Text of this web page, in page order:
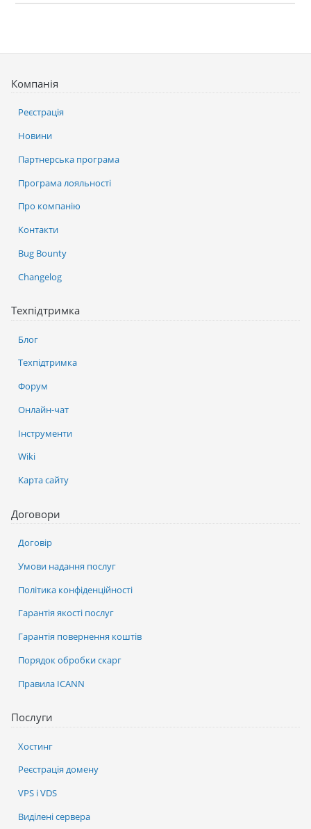
Послуги
Хостинг
Реєстрація домену
VPS і VDS
Виділені сервера
Компанія
Реєстрація
Новини
Партнерська програма
Програма лояльності
Про компанію
Контакти
Bug Bounty
Changelog
Техпідтримка
Блог
Техпідтримка
Форум
Онлайн-чат
Інструменти
Wiki
Карта сайту
Договори
Договір
Умови надання послуг
Політика конфіденційності
Гарантія якості послуг
Гарантія повернення коштів
Порядок обробки скарг
Правила ICANN